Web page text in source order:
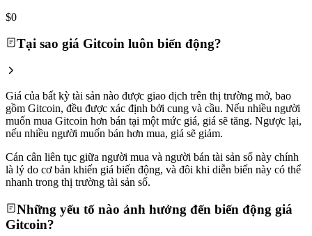
$0
Tại sao giá Gitcoin luôn biến động?
Giá của bất kỳ tài sản nào được giao dịch trên thị trường mở, bao
gồm Gitcoin, đều được xác định bởi cung và cầu. Nếu nhiều người
muốn mua Gitcoin hơn bán tại một mức giá, giá sẽ tăng. Ngược lại,
nếu nhiều người muốn bán hơn mua, giá sẽ giảm.
Cán cân liên tục giữa người mua và người bán tài sản số này chính
là lý do cơ bản khiến giá biến động, và đôi khi diễn biến này có thể
nhanh trong thị trường tài sản số.
Những yếu tố nào ảnh hưởng đến biến động giá
Gitcoin?